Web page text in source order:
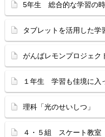
5年生 総合的な学習の
タブレットを活用した学
がんばレモンプロジェク
１年生 学習も佳境に入
理科「光のせいしつ」
４・５組 スケート教室